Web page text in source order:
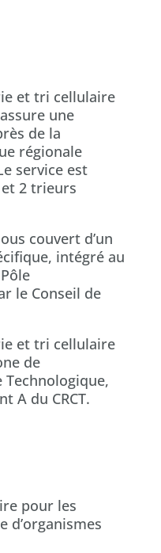
et tri cellulaire
une
de la
régionale
service est
2 trieurs
couvert d’un
intégré au
le Conseil de
et tri cellulaire
de
A du CRCT.
pour les
d’organismes